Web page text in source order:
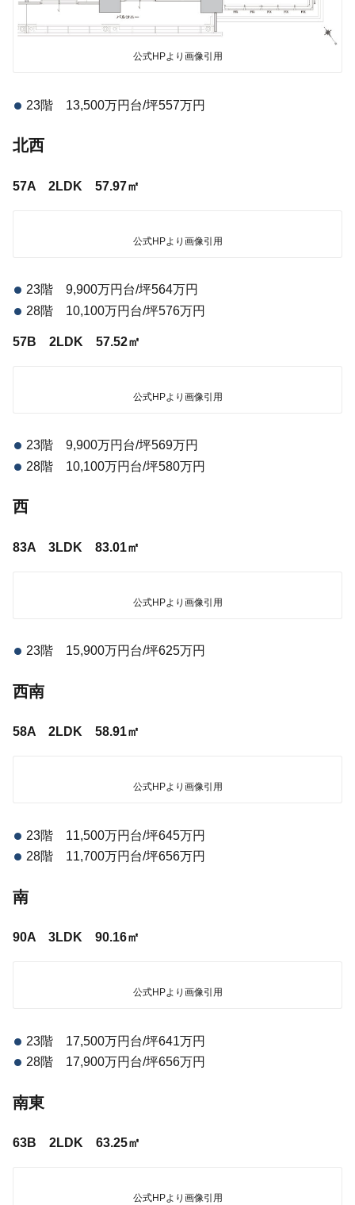
公式HPより画像引用
23階 13,500万円台/坪557万円
北西
57A 2LDK 57.97㎡
公式HPより画像引用
23階 9,900万円台/坪564万円
28階 10,100万円台/坪576万円
57B 2LDK 57.52㎡
公式HPより画像引用
23階 9,900万円台/坪569万円
28階 10,100万円台/坪580万円
西
83A 3LDK 83.01㎡
公式HPより画像引用
23階 15,900万円台/坪625万円
西南
58A 2LDK 58.91㎡
公式HPより画像引用
23階 11,500万円台/坪645万円
28階 11,700万円台/坪656万円
南
90A 3LDK 90.16㎡
公式HPより画像引用
23階 17,500万円台/坪641万円
28階 17,900万円台/坪656万円
南東
63B 2LDK 63.25㎡
公式HPより画像引用